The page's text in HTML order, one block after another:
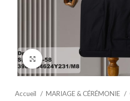
Agrandir
Accueil MARIAGE & CÉRÉMONIE